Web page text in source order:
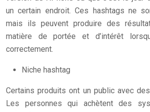
un certain endroit. Ces hashtags ne
mais ils peuvent produire des
matière de portée et d’intérêt
correctement.
Niche hashtag
Certains produits ont un public avec
Les personnes qui achètent des